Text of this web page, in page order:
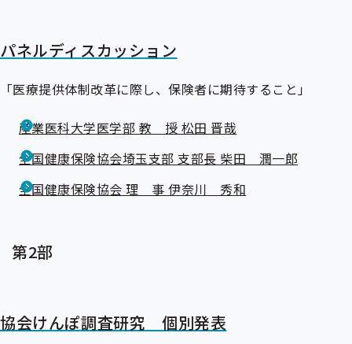
パネルディスカッション
「医療提供体制改革に際し、保険者に期待すること」
産業医科大学医学部 教 授 松田 晋哉
全国健康保険協会埼玉支部 支部長 柴田 潤一郎
全国健康保険協会 理 事 伊奈川 秀和
第2部
協会けんぽ調査研究 個別発表